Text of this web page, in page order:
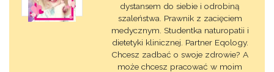
dystansem do siebie i odrobiną
szaleństwa. Prawnik z zacięciem
medycznym. Studentka naturopatii i
dietetyki klinicznej. Partner Eqology.
Chcesz zadbać o swoje zdrowie? A
może chcesz pracować w moim